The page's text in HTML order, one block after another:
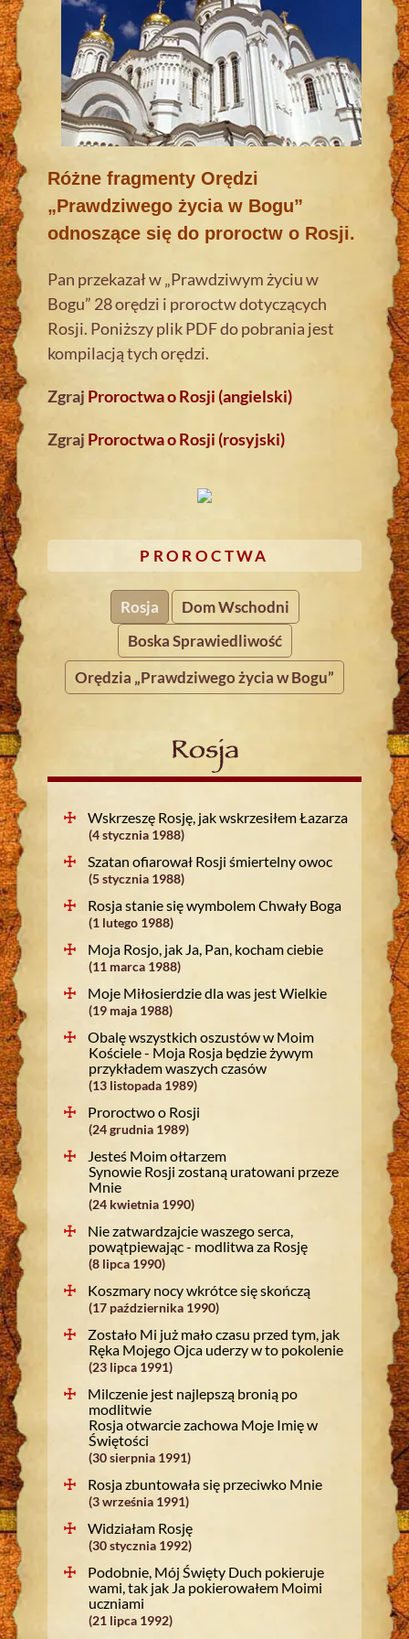
Różne fragmenty Orędzi
„Prawdziwego życia w Bogu”
odnoszące się do proroctw o Rosji.
Pan przekazał w „Prawdziwym życiu w
Bogu” 28 orędzi i proroctw dotyczących
Rosji. Poniższy plik PDF do pobrania jest
kompilacją tych orędzi.
Zgraj Proroctwa o Rosji (angielski)
Zgraj Proroctwa o Rosji (rosyjski)
PROROCTWA
Rosja
Dom Wschodni
Boska Sprawiedliwość
Orędzia „Prawdziwego życia w Bogu”
Rosja
Wskrzeszę Rosję, jak wskrzesiłem Łazarza
(4 stycznia 1988)
Szatan ofiarował Rosji śmiertelny owoc
(5 stycznia 1988)
Rosja stanie się wymbolem Chwały Boga
(1 lutego 1988)
Moja Rosjo, jak Ja, Pan, kocham ciebie
(11 marca 1988)
Moje Miłosierdzie dla was jest Wielkie
(19 maja 1988)
Obalę wszystkich oszustów w Moim
Kościele - Moja Rosja będzie żywym
przykładem waszych czasów
(13 listopada 1989)
Proroctwo o Rosji
(24 grudnia 1989)
Jesteś Moim ołtarzem
Synowie Rosji zostaną uratowani przeze
Mnie
(24 kwietnia 1990)
Nie zatwardzajcie waszego serca,
powątpiewając - modlitwa za Rosję
(8 lipca 1990)
Koszmary nocy wkrótce się skończą
(17 października 1990)
Zostało Mi już mało czasu przed tym, jak
Ręka Mojego Ojca uderzy w to pokolenie
(23 lipca 1991)
Milczenie jest najlepszą bronią po
modlitwie
Rosja otwarcie zachowa Moje Imię w
Świętości
(30 sierpnia 1991)
Rosja zbuntowała się przeciwko Mnie
(3 września 1991)
Widziałam Rosję
(30 stycznia 1992)
Podobnie, Mój Święty Duch pokieruje
wami, tak jak Ja pokierowałem Moimi
uczniami
(21 lipca 1992)